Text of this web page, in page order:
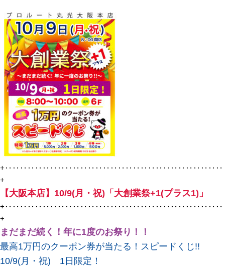
+‥‥‥‥‥‥‥‥‥‥‥‥‥‥‥‥‥‥‥‥‥‥‥‥‥‥‥‥‥
+
【大阪本店】10/9(月・祝)「大創業祭+1(プラス1)」
+‥‥‥‥‥‥‥‥‥‥‥‥‥‥‥‥‥‥‥‥‥‥‥‥‥‥‥‥‥
+
まだまだ続く！年に1度のお祭り！！
最高1万円のクーポン券が当たる！スピードくじ!!
10/9(月・祝) 1日限定！